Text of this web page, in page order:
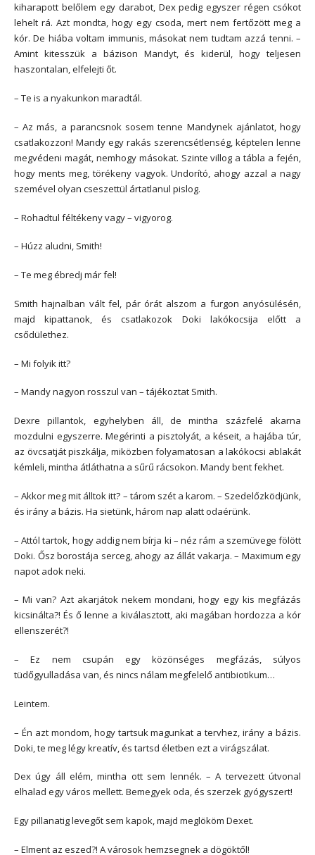
kiharapott belőlem egy darabot, Dex pedig egyszer régen csókot
lehelt rá. Azt mondta, hogy egy csoda, mert nem fertőzött meg a
kór. De hiába voltam immunis, másokat nem tudtam azzá tenni. –
Amint kitesszük a bázison Mandyt, és kiderül, hogy teljesen
haszontalan, elfelejti őt.
– Te is a nyakunkon maradtál.
– Az más, a parancsnok sosem tenne Mandynek ajánlatot, hogy
csatlakozzon! Mandy egy rakás szerencsétlenség, képtelen lenne
megvédeni magát, nemhogy másokat. Szinte villog a tábla a fején,
hogy ments meg, törékeny vagyok. Undorító, ahogy azzal a nagy
szemével olyan cseszettül ártatlanul pislog.
– Rohadtul féltékeny vagy – vigyorog.
– Húzz aludni, Smith!
– Te meg ébredj már fel!
Smith hajnalban vált fel, pár órát alszom a furgon anyósülésén,
majd kipattanok, és csatlakozok Doki lakókocsija előtt a
csődülethez.
– Mi folyik itt?
– Mandy nagyon rosszul van – tájékoztat Smith.
Dexre pillantok, egyhelyben áll, de mintha százfelé akarna
mozdulni egyszerre. Megérinti a pisztolyát, a késeit, a hajába túr,
az övcsatját piszkálja, miközben folyamatosan a lakókocsi ablakát
kémleli, mintha átláthatna a sűrű rácsokon. Mandy bent fekhet.
– Akkor meg mit álltok itt? – tárom szét a karom. – Szedelőzködjünk,
és irány a bázis. Ha sietünk, három nap alatt odaérünk.
– Attól tartok, hogy addig nem bírja ki – néz rám a szemüvege fölött
Doki. Ősz borostája serceg, ahogy az állát vakarja. – Maximum egy
napot adok neki.
– Mi van? Azt akarjátok nekem mondani, hogy egy kis megfázás
kicsinálta?! És ő lenne a kiválasztott, aki magában hordozza a kór
ellenszerét?!
– Ez nem csupán egy közönséges megfázás, súlyos
tüdőgyulladása van, és nincs nálam megfelelő antibiotikum…
Leintem.
– Én azt mondom, hogy tartsuk magunkat a tervhez, irány a bázis.
Doki, te meg légy kreatív, és tartsd életben ezt a virágszálat.
Dex úgy áll elém, mintha ott sem lennék. – A tervezett útvonal
elhalad egy város mellett. Bemegyek oda, és szerzek gyógyszert!
Egy pillanatig levegőt sem kapok, majd meglököm Dexet.
– Elment az eszed?! A városok hemzsegnek a dögöktől!